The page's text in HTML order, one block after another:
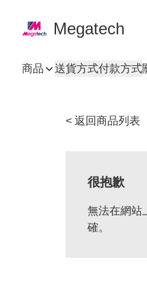
Megatech
商品 送貨方式付款方式
< 返回商品列表
很抱歉
無法在網站
確。